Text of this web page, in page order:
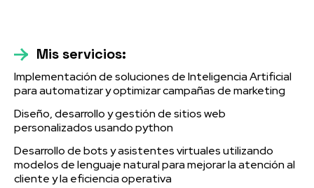
Mis servicios:
Implementación de soluciones de Inteligencia Artificial
para automatizar y optimizar campañas de marketing
Diseño, desarrollo y gestión de sitios web
personalizados usando python
Desarrollo de bots y asistentes virtuales utilizando
modelos de lenguaje natural para mejorar la atención al
cliente y la eficiencia operativa